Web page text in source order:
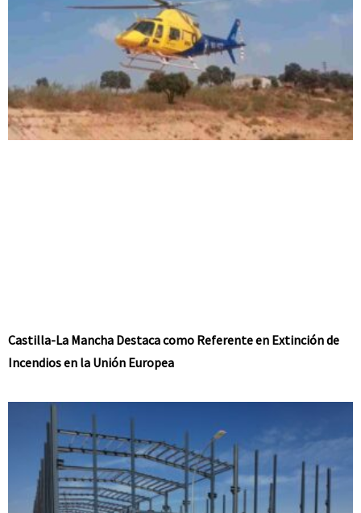
Castilla-La Mancha Destaca como Referente en Extinción de
Incendios en la Unión Europea